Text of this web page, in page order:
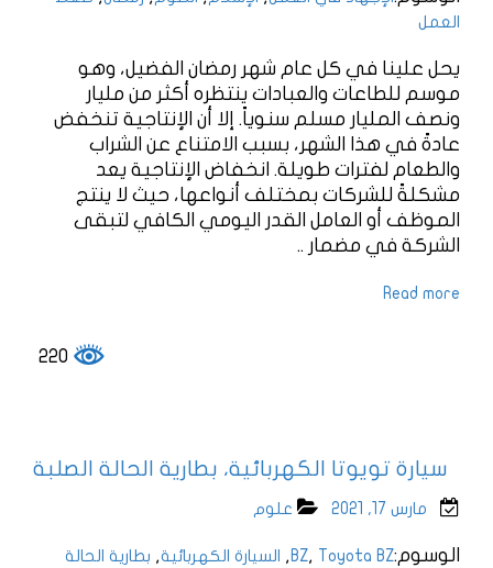
العمل
يحل علينا في كل عام شهر رمضان الفضيل، وهو
موسم للطاعات والعبادات ينتظره أكثر من مليار
ونصف المليار مسلم سنوياً. إلا أن الإنتاجية تنخفض
عادةً في هذا الشهر، بسبب الامتناع عن الشراب
والطعام لفترات طويلة. انخفاض الإنتاجية يعد
مشكلةً للشركات بمختلف أنواعها، حيث لا ينتج
الموظف أو العامل القدر اليومي الكافي لتبقى
الشركة في مضمار ..
Read more
سيارة تويوتا الكهربائية، بطارية الحالة الصلبة
مارس 17, 2021 علوم
الوسوم: BZ, Toyota BZ
, السيارة الكهربائية, بطارية الحالة